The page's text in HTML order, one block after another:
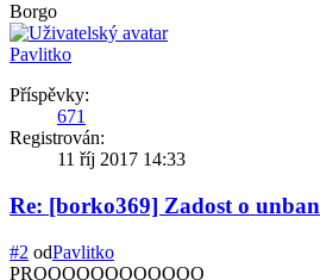
Borgo
Pavlitko
Příspěvky:
671
Registrován:
11 říj 2017 14:33
Re: [borko369] Zadost o unban
#2 odPavlitko
PROOOOOOOOOOOO